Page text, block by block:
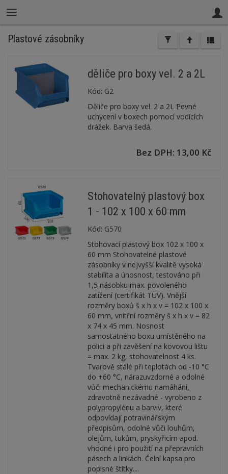
Plastové zásobníky
děliče pro boxy vel. 2 a 2L
Kód: G2
Děliče pro boxy vel. 2 a 2L Pevné
uchycení v boxech pomocí vodících
drážek. Barva šedá.
Bez DPH: 13,00 Kč
Stohovatelný plastový box
1 - 102 x 100 x 60 mm
Kód: G570
Stohovací plastový box 102 x 100 x
60 mm Stohovatelné plastové
zásobníky v nejvyšší kvalitě vysoká
stabilita a únosnost, testováno při
1,5 násobku max. povoleného
zatížení (certifikát TÜV). Vnější
rozměry boxů š x h x v = 102 x 100 x
60 mm, vnitřní rozměry š x h x v = 82
x 74 x 45 mm. Nosnost
samostatného boxu umístěného na
polici a při zavěšení na kovovou lištu
= max. 2 kg, stohovatelnost 4 ks.
Tvarově stálé při teplotách od -10 °C
do +60 °C, nárazuvzdorné a odolné
vůči mechanickému namáhání,
zdravotně nezávadné - vyrobeno z
polypropylénu a barviv, které
odpovídají potravinářským
předpisům, odolné vůči louhům,
olejům, tukům, pryskyřicím apod.
vhodné i pro použití na přepravních
pásech a linkách. Čelní kapsa pro
popisné štítky....